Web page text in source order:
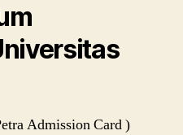
Admission Card )